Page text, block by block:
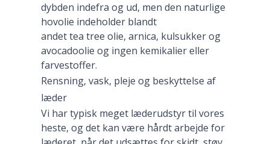
dybden indefra og ud, men den naturlige
hovolie indeholder blandt
andet tea tree olie, arnica, kulsukker og
avocadoolie og ingen kemikalier eller
farvestoffer.
Rensning, vask, pleje og beskyttelse af
læder
Vi har typisk meget læderudstyr til vores
heste, og det kan være hårdt arbejde for